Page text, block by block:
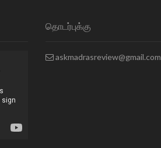
தொடர்புக்கு
askmadrasreview@gmail.com